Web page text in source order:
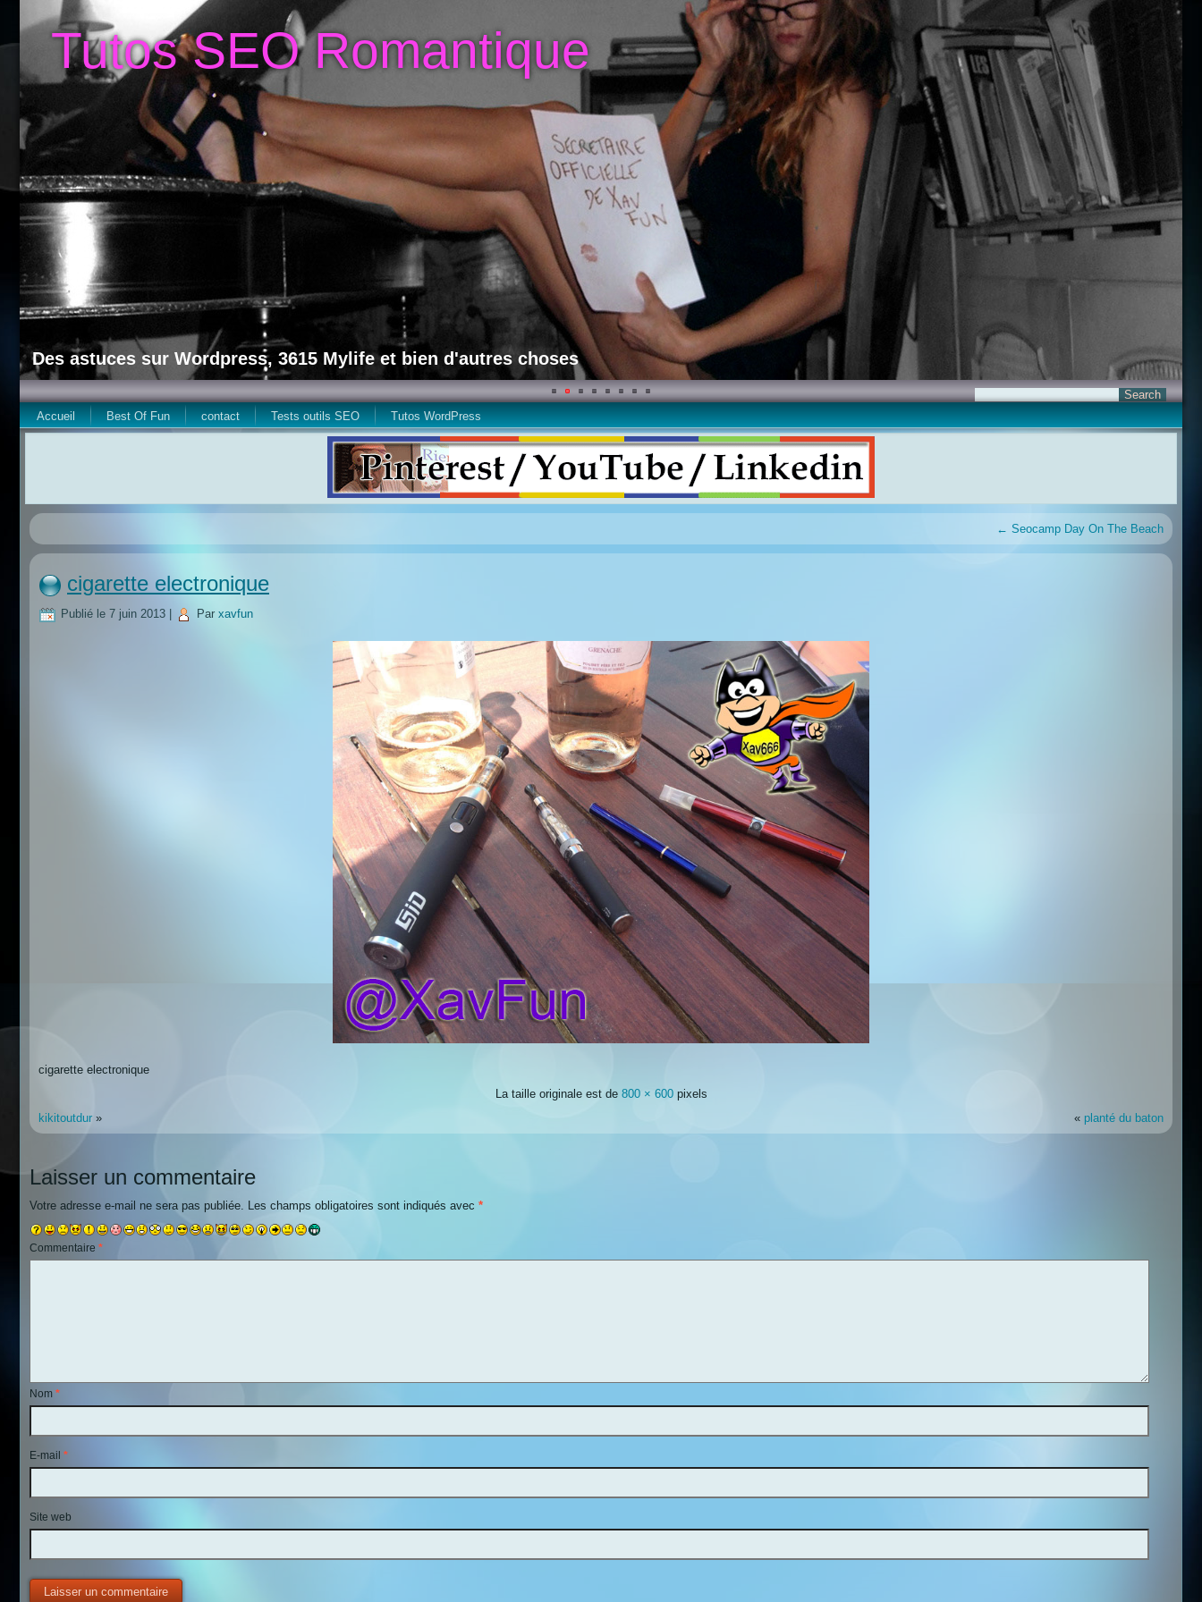
Tutos SEO Romantique
Des astuces sur Wordpress, 3615 Mylife et bien d'autres choses
Accueil Best Of Fun contact Tests outils SEO Tutos WordPress
← Seocamp Day On The Beach
cigarette electronique
Publié le 7 juin 2013 Par xavfun
cigarette electronique
La taille originale est de 800 × 600pixels
kikitoutdur » « planté du baton
Laisser un commentaire
Votre adresse e-mail ne sera pas publiée. Les champs obligatoires sont indiqués avec *
Commentaire *
Nom *
E-mail *
Site web